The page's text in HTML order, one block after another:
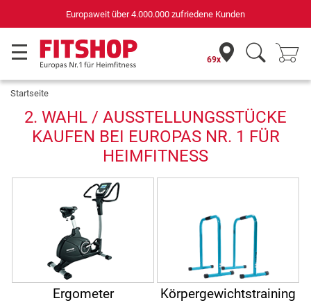
Europaweit über 4.000.000 zufriedene Kunden
69x
Startseite
2. WAHL / AUSSTELLUNGSSTÜCKE
KAUFEN BEI EUROPAS NR. 1 FÜR
HEIMFITNESS
Ergometer Körpergewichtstraining